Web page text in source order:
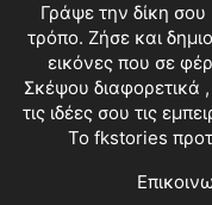
Γράψε την δίκη σου
τρόπο. Ζήσε και
εικόνες που σε
Σκέψου διαφορετικά
τις ιδέες σου τις
Το fkstories